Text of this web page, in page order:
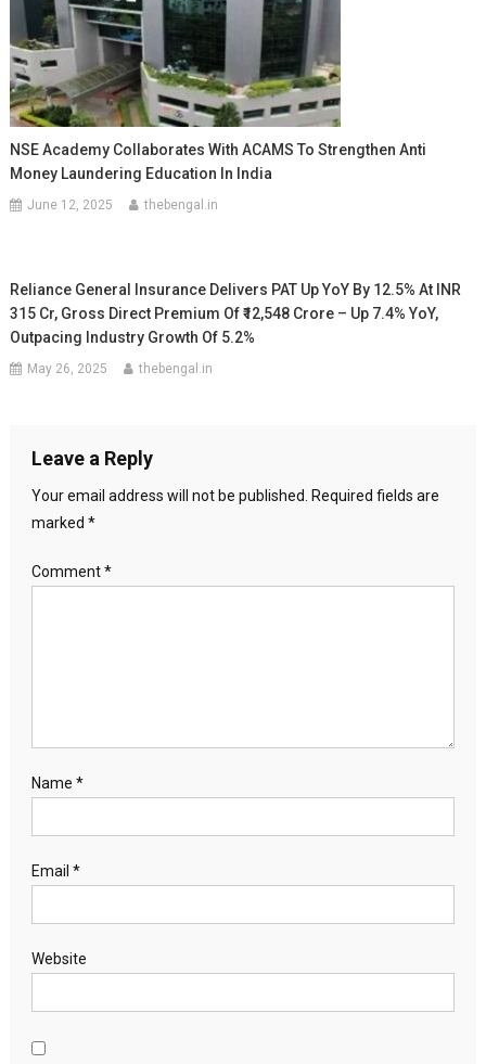
NSE Academy Collaborates With ACAMS To Strengthen Anti
Money Laundering Education In India
June 12, 2025 thebengal.in
Reliance General Insurance Delivers PAT Up YoY By 12.5% At INR
315 Cr, Gross Direct Premium Of ₹12,548 Crore – Up 7.4% YoY,
Outpacing Industry Growth Of 5.2%
May 26, 2025 thebengal.in
Leave a Reply
Your email address will not be published.
Required fields are
marked *
Comment*
Name *
Email *
Website